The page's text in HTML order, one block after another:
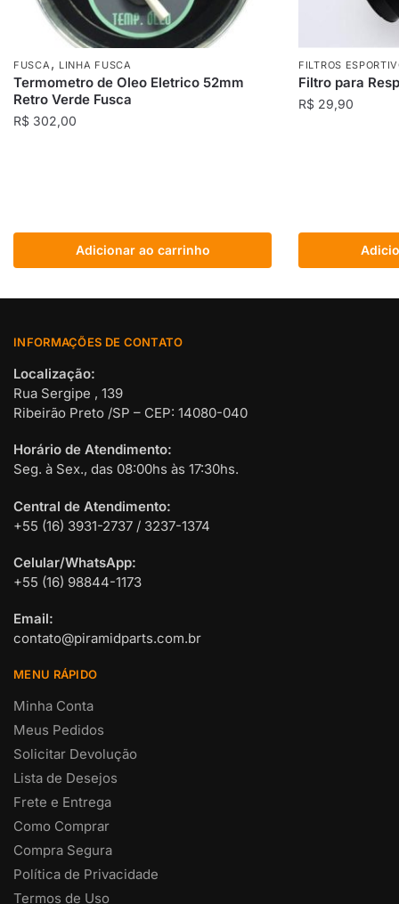
FUSCA, LINHA FUSCA
Termometro de Oleo Eletrico 52mm
Retro Verde Fusca
R$ 302,00
Adicionar ao carrinho
FILTROS
Filtro para
R$ 29,90
INFORMAÇÕES DE CONTATO
Localização:
Rua Sergipe , 139
Ribeirão Preto /SP – CEP: 14080-040
Horário de Atendimento:
Seg. à Sex., das 08:00hs às 17:30hs.
Central de Atendimento:
+55 (16) 3931-2737 / 3237-1374
Celular/WhatsApp:
+55 (16) 98844-1173
Email:
contato@piramidparts.com.br
MENU RÁPIDO
Minha Conta
Meus Pedidos
Solicitar Devolução
Lista de Desejos
Frete e Entrega
Como Comprar
Compra Segura
Política de Privacidade
Termos de Uso